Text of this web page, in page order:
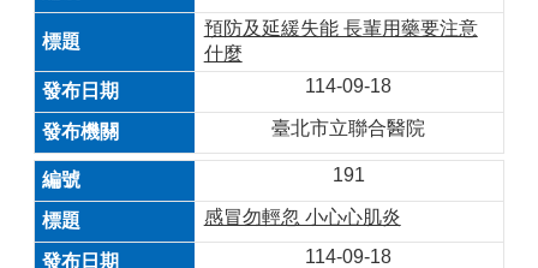
預防及延緩失能 長輩用藥要注意
什麼
114-09-18
臺北市立聯合醫院
191
感冒勿輕忽 小心心肌炎
114-09-18